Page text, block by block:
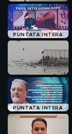
PUNTATA INTERA
PUNTATA INTERA